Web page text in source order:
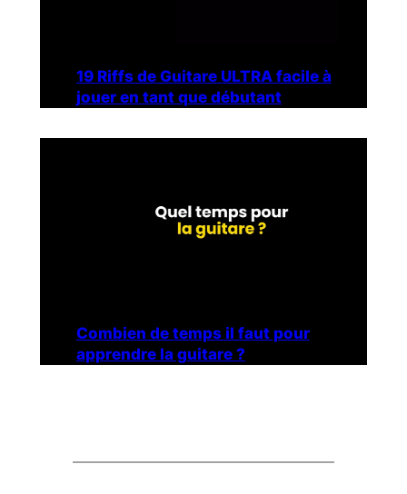
19 Riffs de Guitare ULTRA facile à
jouer en tant que débutant
Combien de temps il faut pour
apprendre la guitare ?